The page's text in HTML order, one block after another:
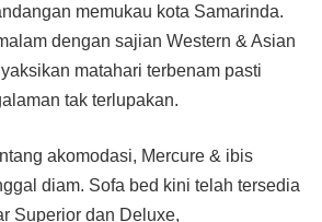
memukau kota Samarinda.
dengan sajian Western & Asian
matahari terbenam pasti
tak terlupakan.
akomodasi, Mercure & ibis
diam. Sofa bed kini telah tersedia
Superior dan Deluxe,